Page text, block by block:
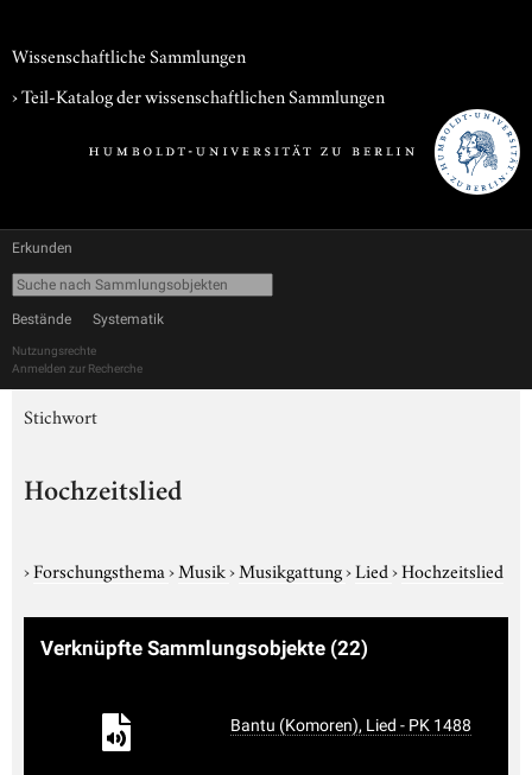
Wissenschaftliche Sammlungen
› Teil-Katalog der wissenschaftlichen Sammlungen
Erkunden
Bestände Systematik
Nutzungsrechte
Anmelden zur Recherche
Stichwort
Hochzeitslied
›Forschungsthema›Musik›Musikgattung›Lied›Hochzeitslied
Verknüpfte Sammlungsobjekte (22)
Bantu (Komoren), Lied - PK 1488